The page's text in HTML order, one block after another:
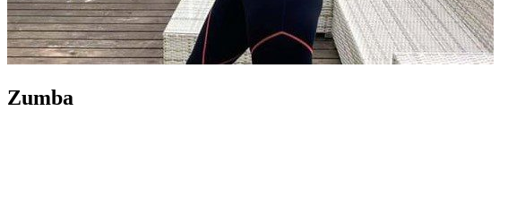
Zumba